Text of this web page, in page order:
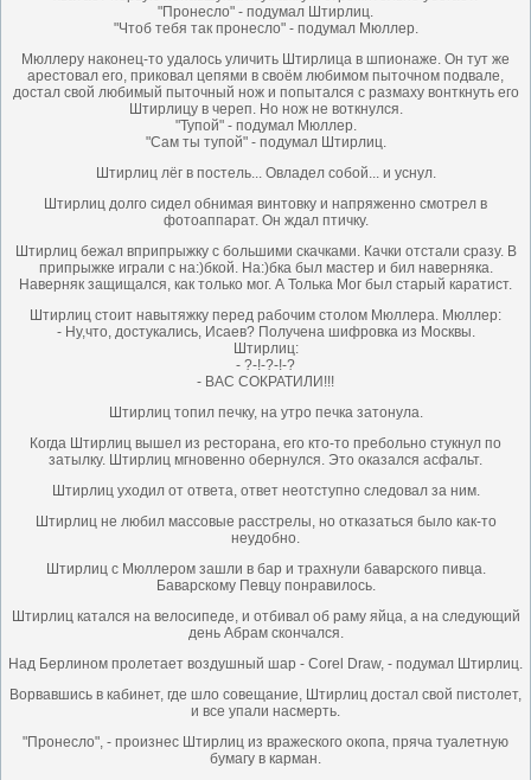
"Пронесло" - подумал Штирлиц.
"Чтоб тебя так пронесло" - подумал Мюллер.
Мюллеру наконец-то удалось уличить Штирлица в шпионаже. Он тут же
арестовал его, приковал цепями в своём любимом пыточном подвале,
достал свой любимый пыточный нож и попытался с размаху вонткнуть его
Штирлицу в череп. Но нож не воткнулся.
"Тупой" - подумал Мюллер.
"Сам ты тупой" - подумал Штирлиц.
Штирлиц лёг в постель... Овладел собой... и уснул.
Штирлиц долго сидел обнимая винтовку и напряженно смотрел в
фотоаппарат. Он ждал птичку.
Штирлиц бежал вприпрыжку с большими скачками. Качки отстали сразу. В
припрыжке играли с на:)бкой. На:)бка был мастер и бил наверняка.
Наверняк защищался, как только мог. А Толька Мог был старый каратист.
Штирлиц стоит навытяжку перед рабочим столом Мюллера. Мюллер:
- Ну,что, достукались, Исаев? Получена шифровка из Москвы.
Штирлиц:
- ?-!-?-!-?
- ВАС СОКРАТИЛИ!!!
Штирлиц топил печку, на утро печка затонула.
Когда Штирлиц вышел из ресторана, его кто-то пребольно стукнул по
затылку. Штирлиц мгновенно обернулся. Это оказался асфальт.
Штирлиц уходил от ответа, ответ неотступно следовал за ним.
Штирлиц не любил массовые расстрелы, но отказаться было как-то
неудобно.
Штирлиц с Мюллером зашли в бар и трахнули баварского пивца.
Баварскому Певцу понравилось.
Штирлиц катался на велосипеде, и отбивал об раму яйца, а на следующий
день Абрам скончался.
Над Берлином пролетает воздушный шар - Corel Draw, - подумал Штирлиц.
Ворвавшись в кабинет, где шло совещание, Штирлиц достал свой пистолет,
и все упали насмерть.
"Пронесло", - произнес Штирлиц из вражеского окопа, пряча туалетную
бумагу в карман.